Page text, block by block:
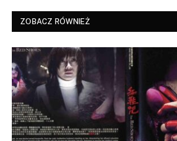
ZOBACZ RÓWNIEŻ